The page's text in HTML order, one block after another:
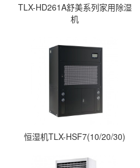
TLX-HD261A舒美系列家用除湿
机
恒湿机TLX-HSF7(10/20/30)